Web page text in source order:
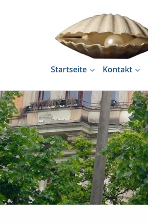
Startseite Kontakt